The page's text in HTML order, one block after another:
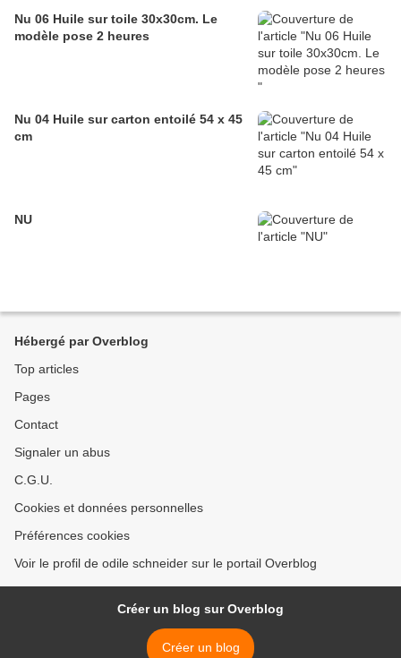
Nu 06 Huile sur toile 30x30cm. Le
modèle pose 2 heures
Nu 04 Huile sur carton entoilé 54 x 45
cm
NU
Hébergé par Overblog
Top articles
Pages
Contact
Signaler un abus
C.G.U.
Cookies et données personnelles
Préférences cookies
Voir le profil de odile schneider sur le portail Overblog
Créer un blog sur Overblog
Créer un blog